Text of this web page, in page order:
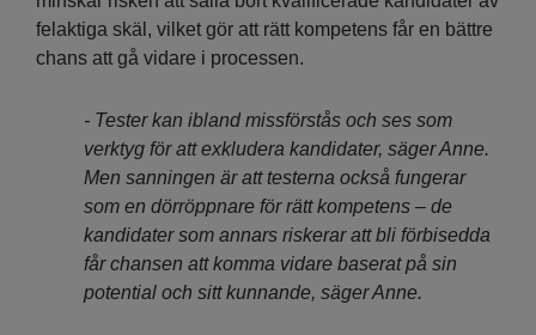
felaktiga skäl, vilket gör att rätt kompetens får en bättre
chans att gå vidare i processen.
- Tester kan ibland missförstås och ses som
verktyg för att exkludera kandidater, säger Anne.
Men sanningen är att testerna också fungerar
som en dörröppnare för rätt kompetens – de
kandidater som annars riskerar att bli förbisedda
får chansen att komma vidare baserat på sin
potential och sitt kunnande, säger Anne.